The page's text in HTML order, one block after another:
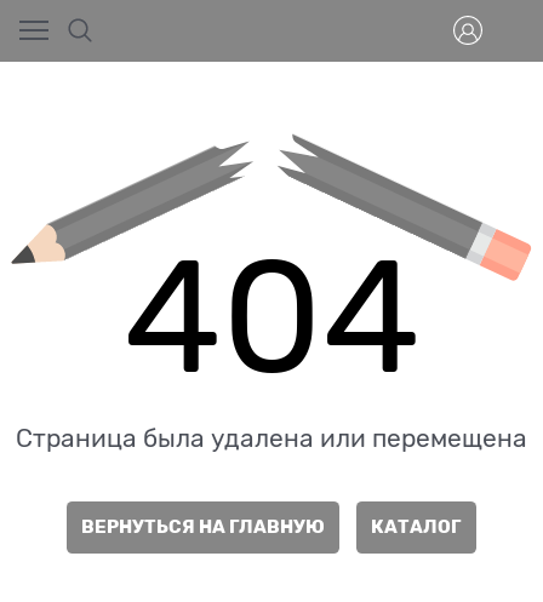
404
Страница была удалена или перемещена
ВЕРНУТЬСЯ НА ГЛАВНУЮ КАТАЛОГ